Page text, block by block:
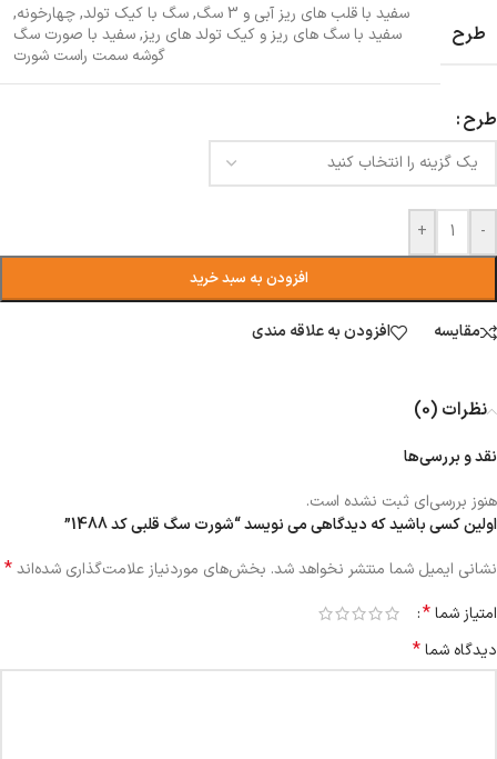
طرح
سفید با قلب های ریز آبی و 3 سگ ,سگ با کیک تولد,چهارخونه,
سفید با سگ های ریز و کیک تولد های ریز,سفید با صورت سگ
گوشه سمت راست شورت
طرح
-
+
افزودن به سبد خرید
مقایسه افزودن به علاقه مندی
نظرات (0)
نقد و بررسی‌ها
هنوز بررسی‌ای ثبت نشده است.
اولین کسی باشید که دیدگاهی می نویسد “شورت سگ قلبی کد 1488”
نشانی ایمیل شما منتشر نخواهد شد. بخش‌های موردنیاز علامت‌گذاری شده‌اند*
امتیاز شما*
دیدگاه شما*